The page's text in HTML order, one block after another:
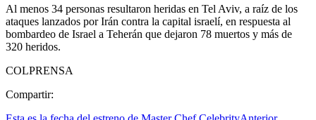
Al menos 34 personas resultaron heridas en Tel Aviv, a raíz de los
ataques lanzados por Irán contra la capital israelí, en respuesta al
bombardeo de Israel a Teherán que dejaron 78 muertos y más de
320 heridos.
COLPRENSA
Compartir: